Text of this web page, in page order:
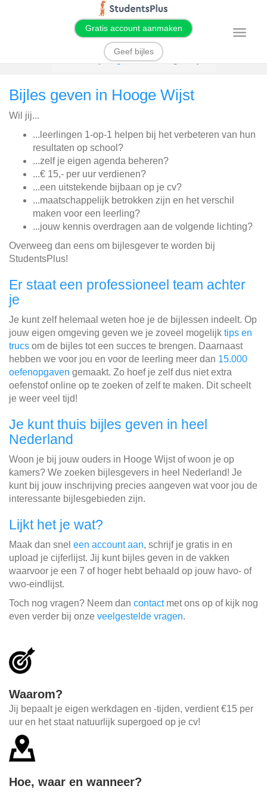
Gratis account aanmaken
Geef bijles
T
l
t
Bijles geven Hooge Wijst
Bijles geven in Hooge Wijst
Wil jij...
...leerlingen 1-op-1 helpen bij het verbeteren van hun
resultaten op school?
...zelf je eigen agenda beheren?
...€ 15,- per uur verdienen?
...een uitstekende bijbaan op je cv?
...maatschappelijk betrokken zijn en het verschil
maken voor een leerling?
...jouw kennis overdragen aan de volgende lichting?
Overweeg dan eens om bijlesgever te worden bij
StudentsPlus!
Er staat een professioneel team achter
je
Je kunt zelf helemaal weten hoe je de bijlessen indeelt. Op
jouw eigen omgeving geven we je zoveel mogelijk tips en
trucs om de bijles tot een succes te brengen. Daarnaast
hebben we voor jou en voor de leerling meer dan 15.000
oefenopgaven gemaakt. Zo hoef je zelf dus niet extra
oefenstof online op te zoeken of zelf te maken. Dit scheelt
je weer veel tijd!
Je kunt thuis bijles geven in heel
Nederland
Woon je bij jouw ouders in Hooge Wijst of woon je op
kamers? We zoeken bijlesgevers in heel Nederland! Je
kunt bij jouw inschrijving precies aangeven wat voor jou de
interessante bijlesgebieden zijn.
Lijkt het je wat?
Maak dan snel een account aan, schrijf je gratis in en
upload je cijferlijst. Jij kunt bijles geven in de vakken
waarvoor je een 7 of hoger hebt behaald op jouw havo- of
vwo-eindlijst.
Toch nog vragen? Neem dan contactmet ons op of kijk nog
even verder bij onze veelgestelde vragen.
Waarom?
Jij bepaalt je eigen werkdagen en -tijden, verdient €15 per
uur en het staat natuurlijk supergoed op je cv!
Hoe, waar en wanneer?